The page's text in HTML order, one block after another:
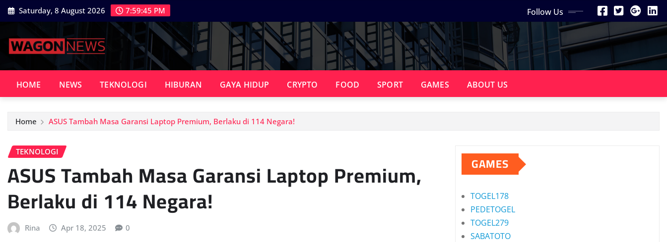
Skip
to
Saturday, 8 August 2026 7:59:46 PM Follow Us
HOME NEWS TEKNOLOGI HIBURAN GAYA HIDUP CRYPTO FOOD SPORT GAMES ABOUT US
Home ASUS Tambah Masa Garansi Laptop Premium, Berlaku di 114 Negara!
TEKNOLOGI
ASUS Tambah Masa Garansi Laptop Premium,
Berlaku di 114 Negara!
Rina Apr 18, 2025 0
GAMES
TOGEL178
PEDETOGEL
TOGEL279
SABATOTO